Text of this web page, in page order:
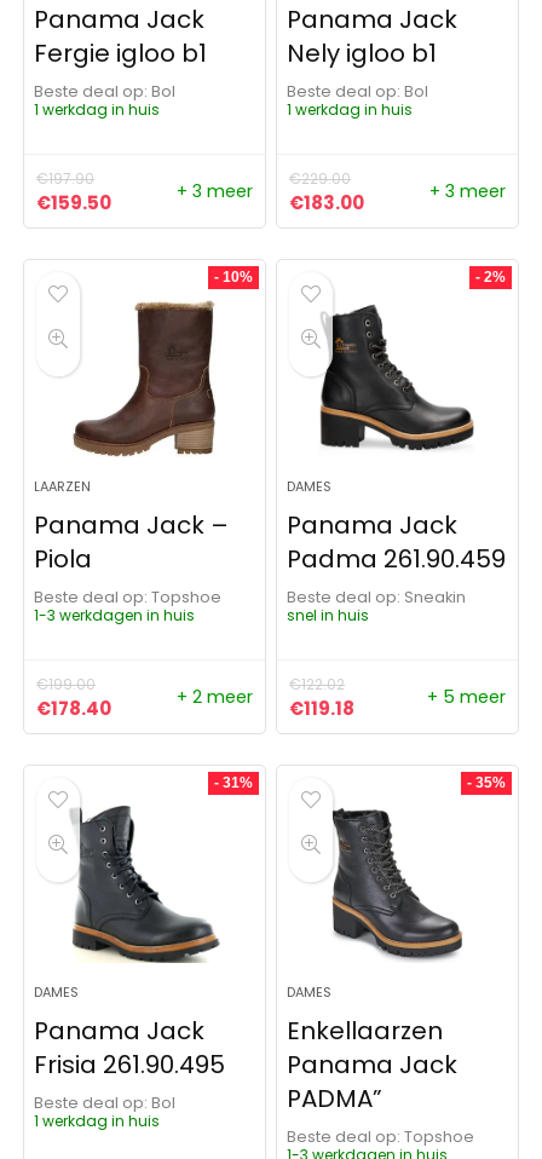
Panama Jack
Fergie igloo b1
Beste deal op:
Bol
1 werkdag in huis
€197.90
Oorspronkelijke prijs was: €197.90.
€159.50Huidige prijs is: €159.50.
+ 3 meer
Panama Jack
Nely igloo b1
Beste deal op:
Bol
1 werkdag in huis
€229.00
Oorspronkelijke prijs was:
€183.00Huidige prijs is:
+ 3 meer
- 10%
LAARZEN
Panama Jack –
Piola
Beste deal op:
Topshoe
1-3 werkdagen in huis
€199.00
Oorspronkelijke prijs was: €199.00.
€178.40Huidige prijs is: €178.40.
+ 2 meer
- 2%
DAMES
Panama Jack
Padma 261.90.459
Beste deal op:
Sneakin
snel in huis
€122.02
Oorspronkelijke prijs was:
€119.18 Huidige prijs is:
+ 5 meer
- 31%
DAMES
Panama Jack
Frisia 261.90.495
Beste deal op:
Bol
1 werkdag in huis
- 35%
DAMES
Enkellaarzen
Panama Jack
PADMA”
Beste deal op:
Topshoe
1-3 werkdagen in huis